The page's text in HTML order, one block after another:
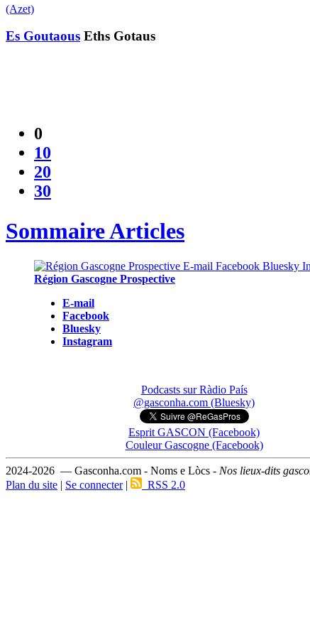
(Azet)
Es Goutaous Eths Gotaus
0
10
20
30
Sommaire Articles
Région Gascogne Prospective
E-mail
Facebook
Bluesky
Instagram
Podcasts sur Ràdio País
@gasconha.com (Bluesky)
Esprit GASCON (Facebook)
Couleur Gascogne (Facebook)
2024-2026 — Gasconha.com - Noms e Lòcs - Nos lieux-dits
Plan du site | Se connecter| RSS 2.0